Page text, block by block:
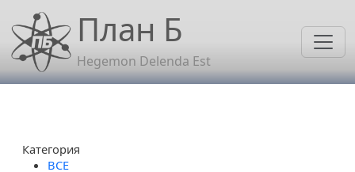
Перейти к основному содержанию
План Б
Hegemon Delenda Est
Категория